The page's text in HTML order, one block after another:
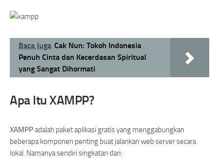
Baca Juga Cak Nun: Tokoh Indonesia
Penuh Cinta dan Kecerdasan Spiritual
yang Sangat Dihormati
Apa Itu XAMPP?
XAMPPadalah paket aplikasi gratis yang menggabungkan
beberapa komponen penting buat jalankan web server secara
lokal. Namanya sendiri singkatan dari: